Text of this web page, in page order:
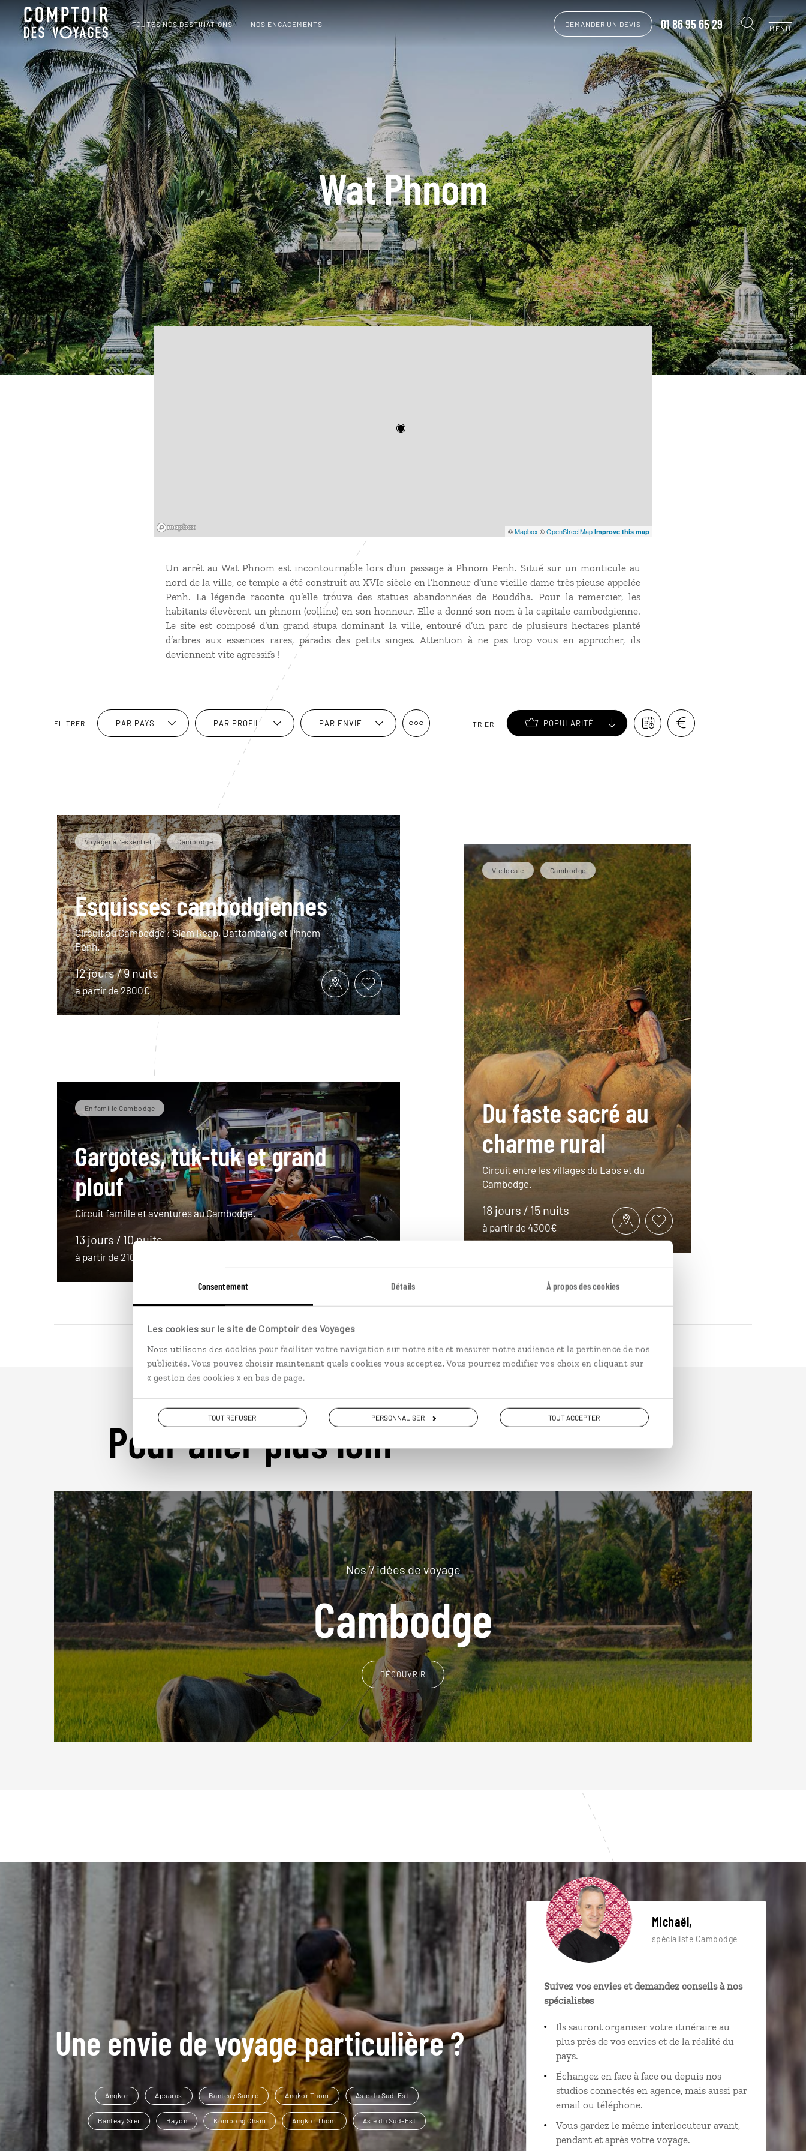
Consentement Détails À propos des cookies
Les cookies sur le site de Comptoir des Voyages
Nous utilisons des cookies pour faciliter votre navigation sur notre site et mesurer notre audience et la pertinence de nos
publicités. Vous pouvez choisir maintenant quels cookies vous acceptez. Vous pourrez modifier vos choix en cliquant sur
« gestion des cookies » en bas de page.
TOUT REFUSER PERSONNALISER TOUT ACCEPTER
TOUTES NOS DESTINATIONS NOS ENGAGEMENTS DEMANDER UN DEVIS 01 86 95 65 29 MENU
Wat Phnom
©Mapbox ©OpenStreetMap Improve this map
Un arrêt au Wat Phnom est incontournable lors d'un passage à Phnom Penh. Situé sur un monticule au
nord de la ville, ce temple a été construit au XVIe siècle en l’honneur d’une vieille dame très pieuse appelée
Penh. La légende raconte qu’elle trouva des statues abandonnées de Bouddha. Pour la remercier, les
habitants élevèrent un phnom (colline) en son honneur. Elle a donné son nom à la capitale cambodgienne.
Le site est composé d’un grand stupa dominant la ville, entouré d’un parc de plusieurs hectares planté
d’arbres aux essences rares, paradis des petits singes. Attention à ne pas trop vous en approcher, ils
deviennent vite agressifs !
FILTRER PAR PAYS PAR PROFIL PAR ENVIE TRIER POPULARITÉ
Voyager à l’essentiel Cambodge
Esquisses cambodgiennes
Circuit au Cambodge : Siem Reap, Battambang et Phnom
Penh.
12 jours / 9 nuits
à partir de 2800€
En famille Cambodge
Gargotes, tuk-tuk et grand
plouf
Circuit famille et aventures au Cambodge.
13 jours / 10 nuits
à partir de 2100€
Vie locale Cambodge
Du faste sacré au
charme rural
Circuit entre les villages du Laos et du
Cambodge.
18 jours / 15 nuits
à partir de 4300€
Pour aller plus loin
Nos 7 idées de voyage
Cambodge
DÉCOUVRIR
Une envie de voyage particulière ?
Angkor Apsaras Banteay Samré Angkor Thom Asie du Sud-Est
Banteay Srei Bayon Kompong Cham Angkor Thom Asie du Sud-Est
Michaël,
spécialiste Cambodge
Suivez vos envies et demandez conseils à nos
spécialistes
Ils sauront organiser votre itinéraire au
plus près de vos envies et de la réalité du
pays.
Échangez en face à face ou depuis nos
studios connectés en agence, mais aussi par
email ou téléphone.
Vous gardez le même interlocuteur avant,
pendant et après votre voyage.